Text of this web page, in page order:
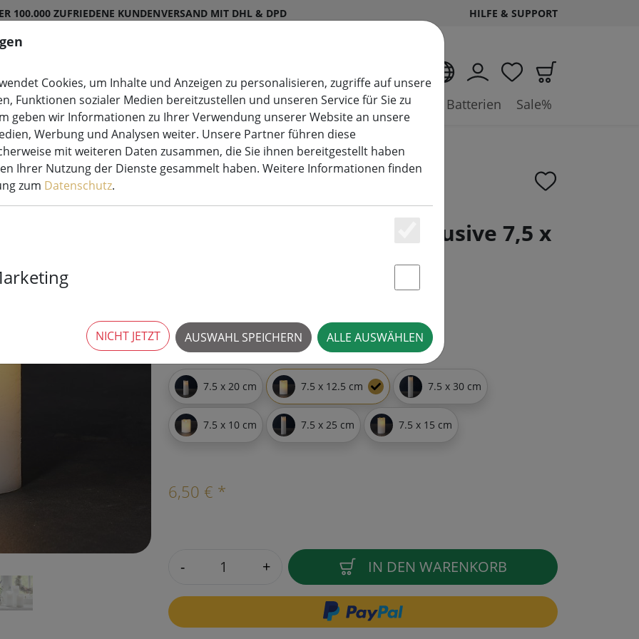
100.000 ZUFRIEDENE KUNDENVERSAND MIT DHL & DPD HILFE & SUPPORT
Leuchtdeko Kerzen LED Lichterketten Systeme Zubehör & Batterien Sale%
Sirius LED Kerze Sara Exclusive 7,5 x
› VARIANTEN
7.5 x 20 cm 7.5 x 12.5 cm 7.5 x 30 cm
7.5 x 10 cm 7.5 x 25 cm 7.5 x 15 cm
6,50 € *
- + IN DEN WARENKORB
Cookies, um Inhalte und Anzeigen zu personalisieren, zugriffe auf unsere
Funktionen sozialer Medien bereitzustellen und unseren Service für Sie zu
geben wir Informationen zu Ihrer Verwendung unserer Website an unsere
Werbung und Analysen weiter. Unsere Partner führen diese
mit weiteren Daten zusammen, die Sie ihnen bereitgestellt haben
Ihrer Nutzung der Dienste gesammelt haben. Weitere Informationen finden
zum Datenschutz.
Essenziell
AUSWAHL SPEICHERN ALLE AUSWÄHLEN
NICHT JETZT